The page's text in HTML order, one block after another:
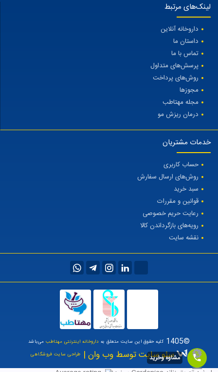
لینک‌های مرتبط
داروخانه آنلاین
داستان ما
تماس با ما
پرسش‌های متداول
روش‌های پرداخت
مجوزها
مجله مهتاطب
درمان ریزش مو
خدمات مشتریان
حساب کاربری
روش‌های ارسال سفارش
سبد خرید
قوانین و مقررات
رعایت حریم خصوصی
رویه‌های بازگرداندن کالا
نقشه سایت
©1405 کلیه حقوق این سایت متعلق به داروخانه اینترنتی مهتاطبمی‌باشد
سئو سایت توسط وب وان | طراحی سایت فروشگاهی مشاوه وخرید